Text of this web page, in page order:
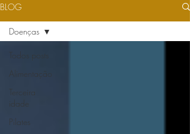
BLOG
Todos posts
Alimentação
Terceira
idade
Pilates
Doenças